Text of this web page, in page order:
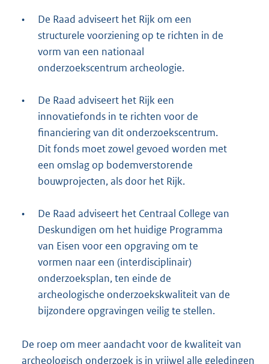
•
De Raad adviseert het Rijk om een
structurele voorziening op te richten in de
vorm van een nationaal
onderzoekscentrum archeologie.
•
De Raad adviseert het Rijk een
innovatiefonds in te richten voor de
financiering van dit onderzoekscentrum.
Dit fonds moet zowel gevoed worden met
een omslag op bodemverstorende
bouwprojecten, als door het Rijk.
•
De Raad adviseert het Centraal College van
Deskundigen om het huidige Programma
van Eisen voor een opgraving om te
vormen naar een (interdisciplinair)
onderzoeksplan, ten einde de
archeologische onderzoekskwaliteit van de
bijzondere opgravingen veilig te stellen.
De roep om meer aandacht voor de kwaliteit van
archeologisch onderzoek is in vrijwel alle geledingen